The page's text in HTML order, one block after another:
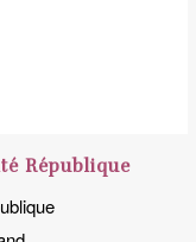
République